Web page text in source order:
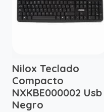
Nilox Teclado
Compacto
NXKBE000002 Usb
Negro